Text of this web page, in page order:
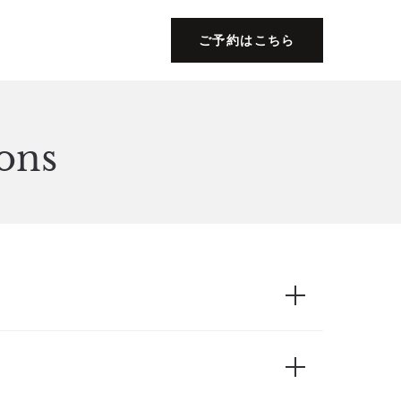
ご予約はこちら